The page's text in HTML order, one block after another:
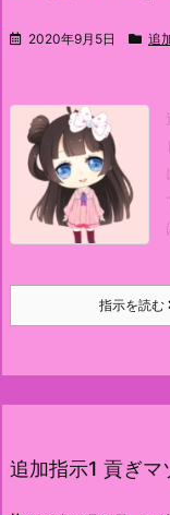
2020年9月5日 追
指示を読む
追加指示1 貢ぎマ